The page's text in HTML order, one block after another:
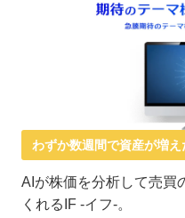
わずか数週間で資産が増え
AIが株価を分析して売買
くれるIF -イフ-。